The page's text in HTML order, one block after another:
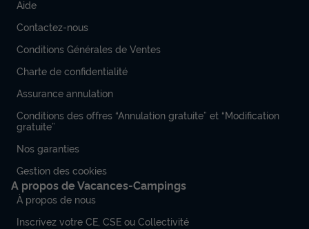
Aide
Contactez-nous
Conditions Générales de Ventes
Charte de confidentialité
Assurance annulation
Conditions des offres “Annulation gratuite” et “Modification
gratuite”
Nos garanties
Gestion des cookies
A propos de Vacances-Campings
À propos de nous
Inscrivez votre CE, CSE ou Collectivité